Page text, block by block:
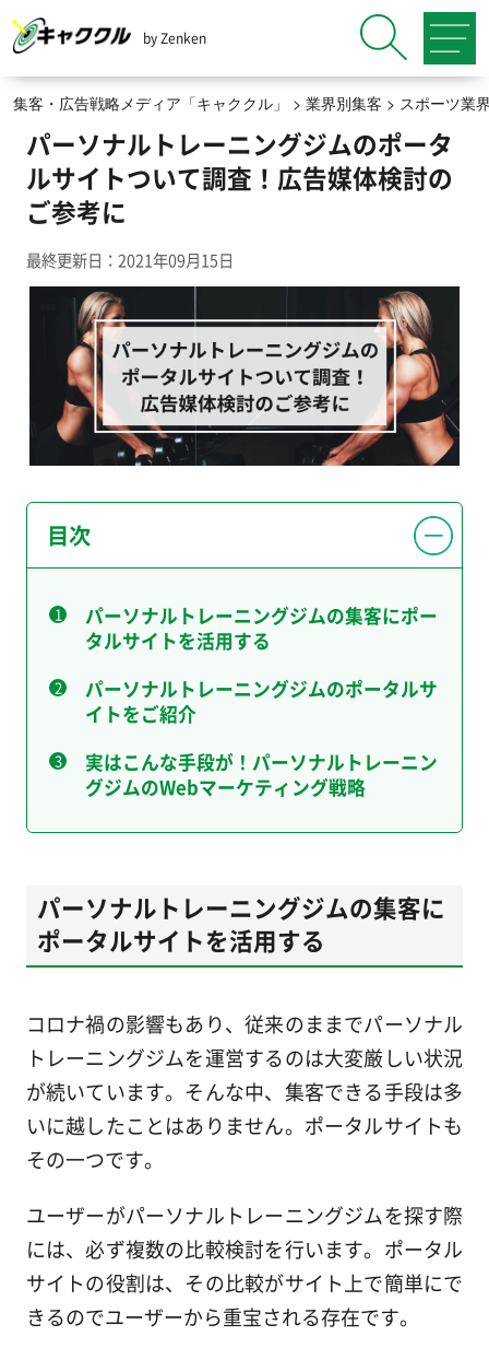
by Zenken
集客・広告戦略メディア「キャククル」 > 業界別集客 > スポーツ業
パーソナルトレーニングジムのポータ
ルサイトついて調査！広告媒体検討の
ご参考に
最終更新日：2021年09月15日
目次
パーソナルトレーニングジムの集客にポー
タルサイトを活用する
パーソナルトレーニングジムのポータルサ
イトをご紹介
実はこんな手段が！パーソナルトレーニン
グジムのWebマーケティング戦略
パーソナルトレーニングジムの集客に
ポータルサイトを活用する
コロナ禍の影響もあり、従来のままでパーソナル
トレーニングジムを運営するのは大変厳しい状況
が続いています。そんな中、集客できる手段は多
いに越したことはありません。ポータルサイトも
その一つです。
ユーザーがパーソナルトレーニングジムを探す際
には、必ず複数の比較検討を行います。ポータル
サイトの役割は、その比較がサイト上で簡単にで
きるのでユーザーから重宝される存在です。